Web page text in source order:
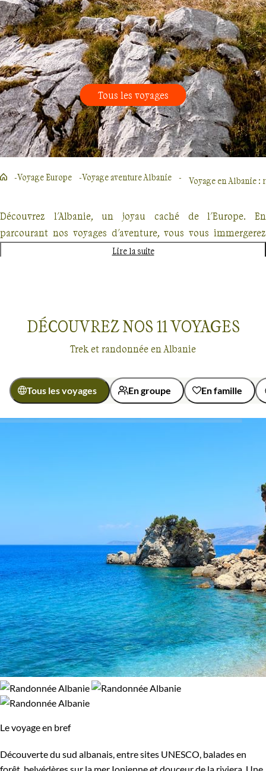
Tous les voyages
Voyage Europe Voyage aventure Albanie Voyage en Albanie :
Découvrez l'Albanie, un joyau caché de l'Europe. En
parcourant nos voyages d'aventure, vous vous immergerez
dans des paysages variés, allant des plages cristallines de la
travers une nature préservée. Nos voyage sont pensés pour
vous plonger au cœur de l'authenticité albanaise, des
traditions locales aux sites historiques, comme la ville de
Albanie.
Lire la suite
DÉCOUVREZ NOS 11VOYAGES
Trek et randonnée en Albanie
Tous les voyages En groupe En famille
Budget
De 1 250 à 2 000 $CAD
De 2 000 à 3 000 $CAD
Plus de 3 000 $CAD
Âge des enfants
Confort
Le voyage en bref
Découverte du sud albanais, entre sites UNESCO, balades en